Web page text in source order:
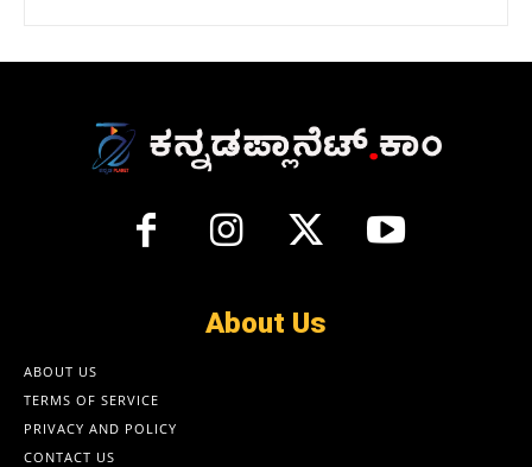
About Us
ABOUT US
TERMS OF SERVICE
PRIVACY AND POLICY
CONTACT US